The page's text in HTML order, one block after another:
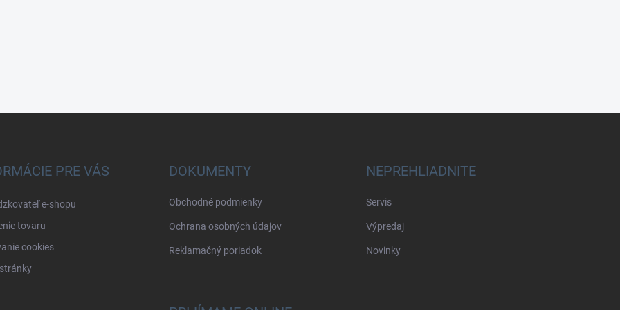
PRE VÁS
e-shopu
tovaru
cookies
DOKUMENTY
Obchodné podmienky
Ochrana osobných údajov
Reklamačný poriadok
NEPREHLIADNITE
Servis
Výpredaj
Novinky